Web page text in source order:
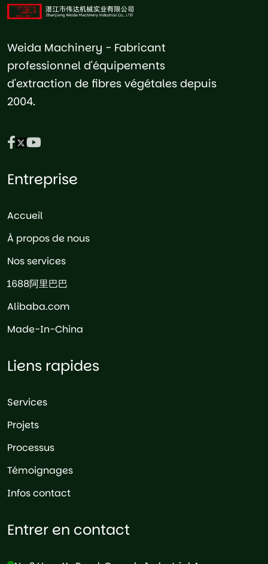
Weida Machinery - Fabricant
professionnel d'équipements
d'extraction de fibres végétales depuis
2004.
Entreprise
Accueil
À propos de nous
Nos services
1688阿里巴巴
Alibaba.com
Made-In-China
Liens rapides
Services
Projets
Processus
Témoignages
Infos contact
Entrer en contact